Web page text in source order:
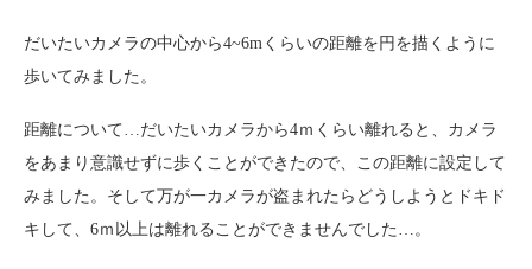
だいたいカメラの中心から4~6mくらいの距離を円を描くように
歩いてみました。
距離について…だいたいカメラから4ｍくらい離れると、カメラ
をあまり意識せずに歩くことができたので、この距離に設定して
みました。そして万が一カメラが盗まれたらどうしようとドキド
キして、6ｍ以上は離れることができませんでした…。